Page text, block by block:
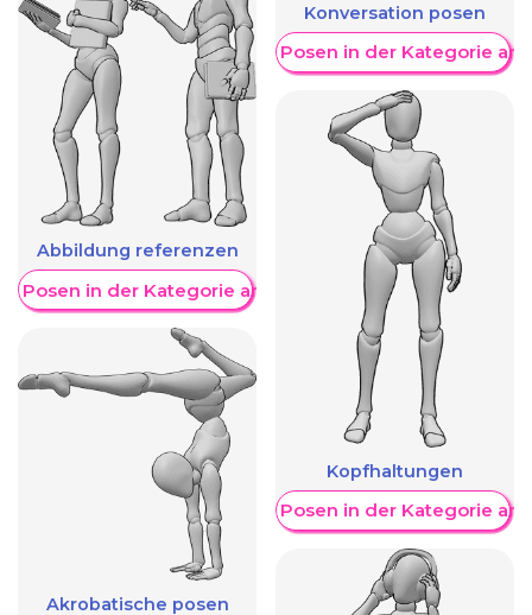
Abbildung referenzen
Posen in der Kategorie anzeigen
Akrobatische posen
Konversation posen
Weitere Posen in der Kategorie
Kopfhaltungen
Weitere Posen in der Kategorie